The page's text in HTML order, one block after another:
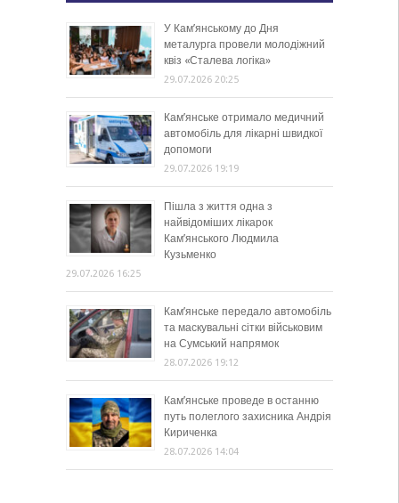
У Кам’янському до Дня
металурга провели молодіжний
квіз «Сталева логіка»
29.07.2026 20:25
Кам’янське отримало медичний
автомобіль для лікарні швидкої
допомоги
29.07.2026 19:19
Пішла з життя одна з
найвідоміших лікарок
Кам’янського Людмила
Кузьменко
29.07.2026 16:25
Кам’янське передало автомобіль
та маскувальні сітки військовим
на Сумський напрямок
28.07.2026 19:12
Кам’янське проведе в останню
путь полеглого захисника Андрія
Кириченка
28.07.2026 14:04